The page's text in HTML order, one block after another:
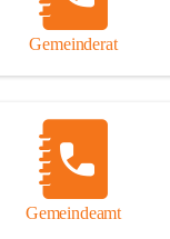
Gemeinderat
Gemeindeamt